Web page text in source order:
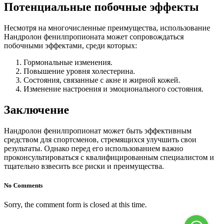
Потенциальные побочные эффекты
Несмотря на многочисленные преимущества, использование
Нандролон фенилпропионата может сопровождаться
побочными эффектами, среди которых:
Гормональные изменения.
Повышение уровня холестерина.
Состояния, связанные с акне и жирной кожей.
Изменение настроения и эмоционального состояния.
Заключение
Нандролон фенилпропионат может быть эффективным
средством для спортсменов, стремящихся улучшить свои
результаты. Однако перед его использованием важно
проконсультироваться с квалифицированным специалистом и
тщательно взвесить все риски и преимущества.
No Comments
Sorry, the comment form is closed at this time.